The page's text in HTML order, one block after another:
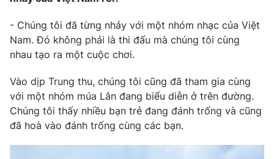
- Chúng tôi đã từng nhảy với một nhóm nhạc của Việt
Nam. Đó không phải là thi đấu mà chúng tôi cùng
nhau tạo ra một cuộc chơi.
Vào dịp Trung thu, chúng tôi cũng đã tham gia cùng
với một nhóm múa Lân đang biểu diễn ở trên đường.
Chúng tôi thấy nhiều bạn trẻ đang đánh trống và cũng
đã hoà vào đánh trống cùng các bạn.